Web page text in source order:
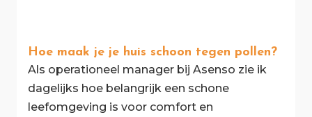
Hoe maak je je huis schoon tegen pollen?
Als operationeel manager bij Asenso zie ik
dagelijks hoe belangrijk een schone
leefomgeving is voor comfort en